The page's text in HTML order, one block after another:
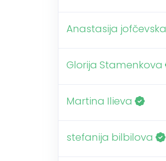
Anastasija jofčevska
Glorija Stamenkova
Martina Ilieva
stefanija bilbilova